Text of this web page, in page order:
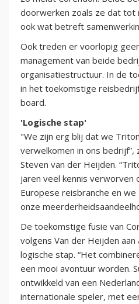
doorwerken zoals ze dat tot
ook wat betreft
Ook treden er voorlopig
management van beide
organisatiestructuur. In de
in het toekomstige
board.
'Logische stap'
"We zijn erg blij dat we
verwelkomen in ons
Steven van der Heijden.
jaren veel kennis verworven
Europese reisbranche en
onze
De toekomstige fusie van
volgens Van der Heijden aan
logische stap. “Het
een mooi avontuur worden.
ontwikkeld van een
internationale speler, met